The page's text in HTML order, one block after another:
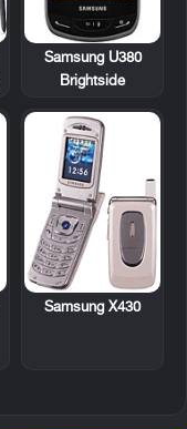
Samsung U380
Brightside
Samsung X430